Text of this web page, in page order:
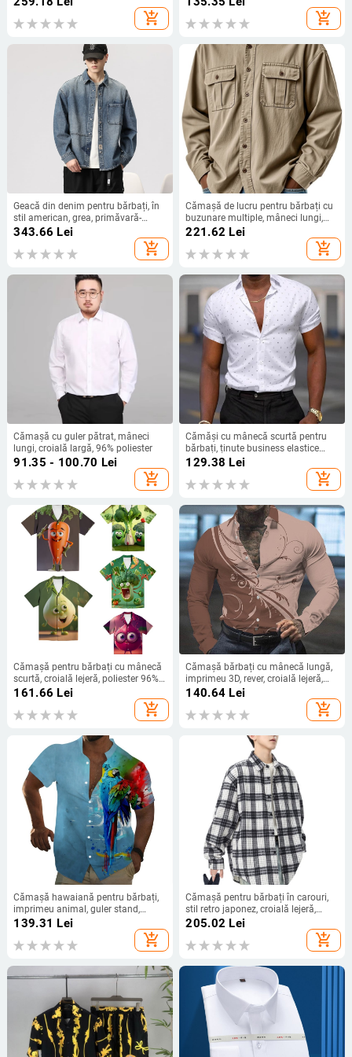
add_shopping_cart add_shopping_cart
Geacă din denim pentru bărbați, în
stil american, grea, primăvară-
toamnă, croială liberă, stil de lucru
343.66 Lei
add_shopping_cart
Cămașă de lucru pentru bărbați cu
buzunare multiple, mâneci lungi,
guler turn-down, croială lejeră,
221.62 Lei
add_shopping_cart
Cămașă cu guler pătrat, mâneci
lungi, croială largă, 96% poliester
91.35 - 100.70 Lei
add_shopping_cart
Cămăși cu mânecă scurtă pentru
bărbați, ținute business elastice
subțiri de vară, îmbrăcăminte de
lucru, cămăși business pentru
bărbați en-gros
129.38 Lei
add_shopping_cart
Cămașă pentru bărbați cu mânecă
scurtă, croială lejeră, poliester 96%+,
imprimare digitală
161.66 Lei
add_shopping_cart
Cămașă bărbați cu mânecă lungă,
imprimeu 3D, rever, croială lejeră,
90% poliester
140.64 Lei
add_shopping_cart
Cămașă hawaiană pentru bărbați,
imprimeu animal, guler stand,
mâneci scurte, croială lejeră,
imprimare digitală, 96% poliester
139.31 Lei
add_shopping_cart
Cămașă pentru bărbați în carouri,
stil retro japonez, croială lejeră,
mâneci lungi, toamna 2025.
205.02 Lei
add_shopping_cart